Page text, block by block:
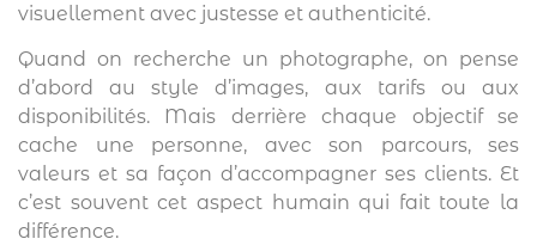
visuellement avec justesse et authenticité.
Quand on recherche un photographe, on pense
d’abord au style d’images, aux tarifs ou aux
disponibilités. Mais derrière chaque objectif se
cache une personne, avec son parcours, ses
valeurs et sa façon d’accompagner ses clients. Et
c’est souvent cet aspect humain qui fait toute la
différence.